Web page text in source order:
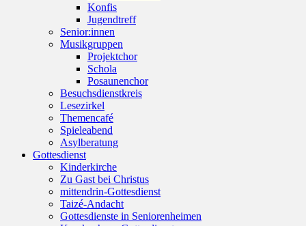
Konfis
Jugendtreff
Senior:innen
Musikgruppen
Projektchor
Schola
Posaunenchor
Besuchsdienstkreis
Lesezirkel
Themencafé
Spieleabend
Asylberatung
Gottesdienst
Kinderkirche
Zu Gast bei Christus
mittendrin-Gottesdienst
Taizé-Andacht
Gottesdienste in Seniorenheimen